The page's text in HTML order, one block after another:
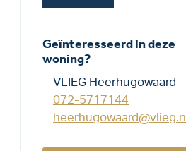
Geïnteresseerd in deze
woning?
VLIEG Heerhugowaard
072-5717144
heerhugowaard@vlieg.nl